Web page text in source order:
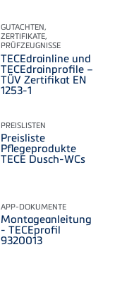
GUTACHTEN,
ZERTIFIKATE,
PRÜFZEUGNISSE
TECEdrainline und
TECEdrainprofile –
TÜV Zertifikat EN
1253-1
PREISLISTEN
Preisliste
Pflegeprodukte
TECE Dusch-WCs
APP-DOKUMENTE
Montageanleitung
- TECEprofil
9320013